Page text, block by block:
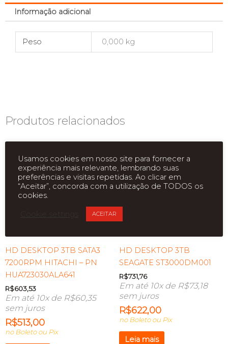
Informação adicional
Peso 0,000 kg
Produtos relacionados
HD DESKTOP 3TB SATA3
7200RPM HITACHI – PN
HUA723030ALA641
R$603,53
Em até 10x de R$60,35
sem juros
R$513,00
no Boleto ou Pix
HD DESKTOP 3TB
SEAGATE ST3000DM001
R$731,76
Em até 10x de R$73,18
sem juros
R$622,00
no Boleto ou Pix
Leia mais
Usamos cookies em nosso site para fornecer a
experiência mais relevante, lembrando suas
preferências e visitas repetidas. Ao clicar em
“Aceitar”, concorda com a utilização de TODOS os
cookies.
ACEITAR